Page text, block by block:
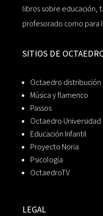
libros sobre educación,
profesorado como para
SITIOS DE
Octaedro distribución
Música y flamenco
Passos
Octaedro Universidad
Educación Infantil
Proyecto Noria
Psicología
OctaedroTV
LEGAL